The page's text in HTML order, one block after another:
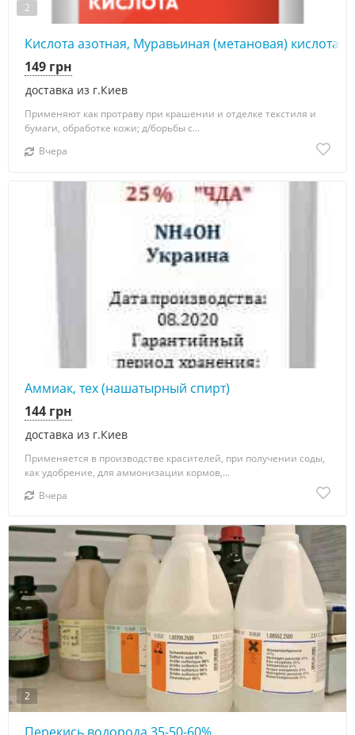
2
Кислота азотная, Муравьиная (метановая) кислота
доставка из г.Киев
149 грн
Применяют как протраву при крашении и отделке текстиля и
бумаги, обработке кожи; д/борьбы с...
Вчера
Аммиак, тех (нашатырный спирт)
доставка из г.Киев
144 грн
Применяется в производстве красителей, при получении соды,
как удобрение, для аммонизации кормов,...
Вчера
2